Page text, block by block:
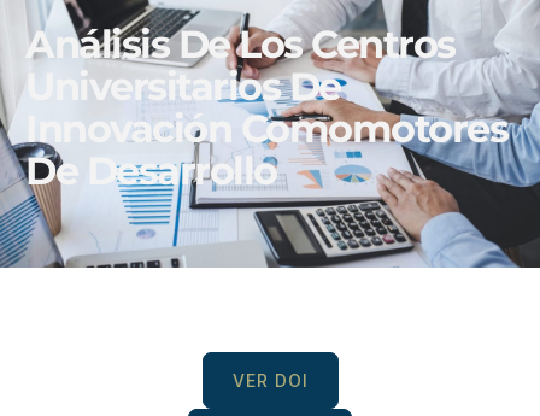
Análisis De Los Centros
Universitarios De
Innovación Comomotores
De Desarrollo
VER DOI